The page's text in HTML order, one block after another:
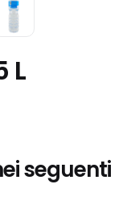
L
seguenti